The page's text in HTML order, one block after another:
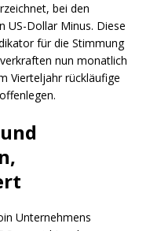
bei den
US-Dollar Minus. Diese
für die Stimmung
nun monatlich
Vierteljahr rückläufige
offenlegen.
Unternehmens